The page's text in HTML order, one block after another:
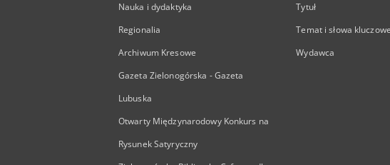
Nauka i dydaktyka
Regionalia
Archiwum Kresowe
Gazeta Zielonogórska - Gazeta
Lubuska
Otwarty Międzynarodowy Konkurs na
Rysunek Satyryczny
Tytuł
Temat i słowa kluczowe
Wydawca